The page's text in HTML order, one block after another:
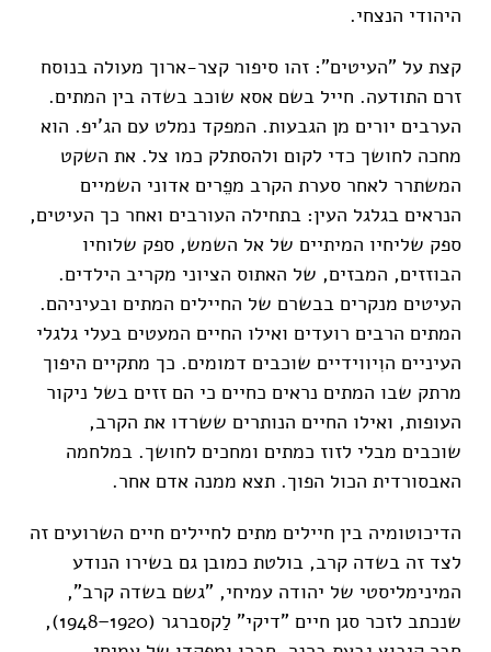
היהודי הנצחי.
קצת על "העיטים": זהו סיפור קצר-ארוך מעולה בנוסח
זרם התודעה. חייל בשם אסא שוכב בשדה בין המתים.
הערבים יורים מן הגבעות. המפקד נמלט עם הג'יפ. הוא
מחכה לחושך כדי לקום ולהסתלק כמו צל. את השקט
המשתרר לאחר סערת הקרב מפֵרים אדוני השמיים
הנראים בגלגל העין: בתחילה העורבים ואחר כך העיטים,
ספק שליחיו המיתיים של אל השמש, ספק שלוחיו
הבוזזים, המבזים, של האתוס הציוני מקריב הילדים.
העיטים מנקרים בבשרם של החיילים המתים ובעיניהם.
המתים הרבים רועדים ואילו החיים המעטים בעלי גלגלי
העיניים הוִיווידיים שוכבים דמומים. כך מתקיים היפוך
מרתק שבו המתים נראים כחיים כי הם זזים בשל ניקור
העופות, ואילו החיים הנותרים ששרדו את הקרב,
שוכבים מבלי לזוז כמתים ומחכים לחושך. במלחמה
האבסורדית הכול הפוך. תצא ממנה אדם אחר.
הדיכוטומיה בין חיילים מתים לחיילים חיים השרועים זה
לצד זה בשדה קרב, בולטת כמובן גם בשירו הנודע
המינימליסטי של יהודה עמיחי, "גשם בשדה קרב",
שנכתב לזכר סגן חיים "דיקי" לַקסברגר (1920–1948),